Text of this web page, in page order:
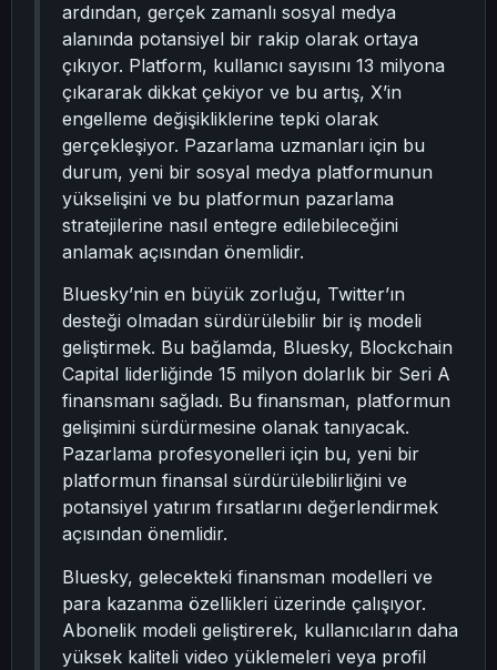
ardından, gerçek zamanlı sosyal medya
alanında potansiyel bir rakip olarak ortaya
çıkıyor. Platform, kullanıcı sayısını 13 milyona
çıkararak dikkat çekiyor ve bu artış, X’in
engelleme değişikliklerine tepki olarak
gerçekleşiyor. Pazarlama uzmanları için bu
durum, yeni bir sosyal medya platformunun
yükselişini ve bu platformun pazarlama
stratejilerine nasıl entegre edilebileceğini
anlamak açısından önemlidir.
Bluesky’nin en büyük zorluğu, Twitter’ın
desteği olmadan sürdürülebilir bir iş modeli
geliştirmek. Bu bağlamda, Bluesky, Blockchain
Capital liderliğinde 15 milyon dolarlık bir Seri A
finansmanı sağladı. Bu finansman, platformun
gelişimini sürdürmesine olanak tanıyacak.
Pazarlama profesyonelleri için bu, yeni bir
platformun finansal sürdürülebilirliğini ve
potansiyel yatırım fırsatlarını değerlendirmek
açısından önemlidir.
Bluesky, gelecekteki finansman modelleri ve
para kazanma özellikleri üzerinde çalışıyor.
Abonelik modeli geliştirerek, kullanıcıların daha
yüksek kaliteli video yüklemeleri veya profil